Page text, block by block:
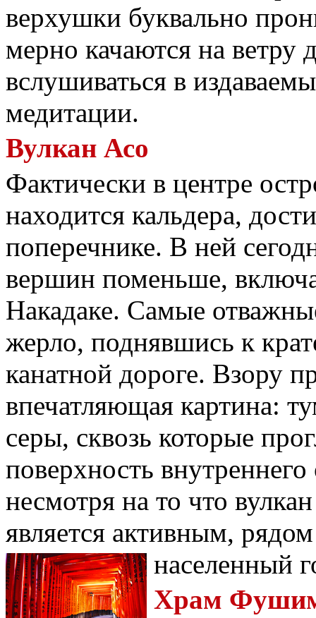
верхушки буквально
мерно качаются на ветру
вслушиваться в
медитации.
Вулкан Асо
Фактически в центре
находится кальдера,
поперечнике. В ней
вершин поменьше,
Накадаке. Самые
жерло, поднявшись к
канатной дороге. Взору
впечатляющая картина:
серы, сквозь которые
поверхность
несмотря на то что
является активным,
населенный
Храм